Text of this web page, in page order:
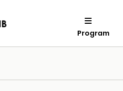
Program